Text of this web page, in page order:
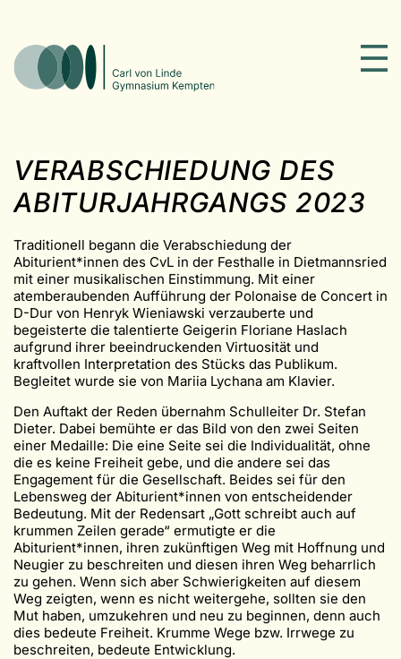
VERABSCHIEDUNG DES
ABITURJAHRGANGS 2023
Traditionell begann die Verabschiedung der
Abiturient*innen des CvL in der Festhalle in Dietmannsried
mit einer musikalischen Einstimmung. Mit einer
atemberaubenden Aufführung der Polonaise de Concert in
D-Dur von Henryk Wieniawski verzauberte und
begeisterte die talentierte Geigerin Floriane Haslach
aufgrund ihrer beeindruckenden Virtuosität und
kraftvollen Interpretation des Stücks das Publikum.
Begleitet wurde sie von Mariia Lychana am Klavier.
Den Auftakt der Reden übernahm Schulleiter Dr. Stefan
Dieter. Dabei bemühte er das Bild von den zwei Seiten
einer Medaille: Die eine Seite sei die Individualität, ohne
die es keine Freiheit gebe, und die andere sei das
Engagement für die Gesellschaft. Beides sei für den
Lebensweg der Abiturient*innen von entscheidender
Bedeutung. Mit der Redensart „Gott schreibt auch auf
krummen Zeilen gerade“ ermutigte er die
Abiturient*innen, ihren zukünftigen Weg mit Hoffnung und
Neugier zu beschreiten und diesen ihren Weg beharrlich
zu gehen. Wenn sich aber Schwierigkeiten auf diesem
Weg zeigten, wenn es nicht weitergehe, sollten sie den
Mut haben, umzukehren und neu zu beginnen, denn auch
dies bedeute Freiheit. Krumme Wege bzw. Irrwege zu
beschreiten, bedeute Entwicklung.